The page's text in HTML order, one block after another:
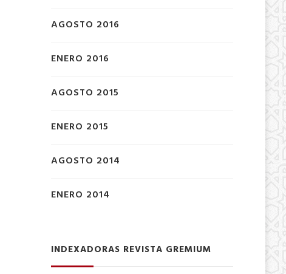
AGOSTO 2016
ENERO 2016
AGOSTO 2015
ENERO 2015
AGOSTO 2014
ENERO 2014
INDEXADORAS REVISTA GREMIUM